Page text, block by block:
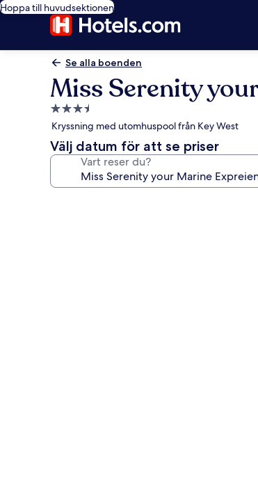
Hoppa till huvudsektionen
Se alla boenden
Miss Serenity
3.5-
stjärnigt
boende
Kryssning med utomhuspool från Key West
Välj datum för att se priser
Vart reser du?